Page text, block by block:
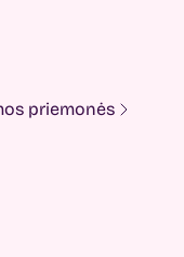
priemonės